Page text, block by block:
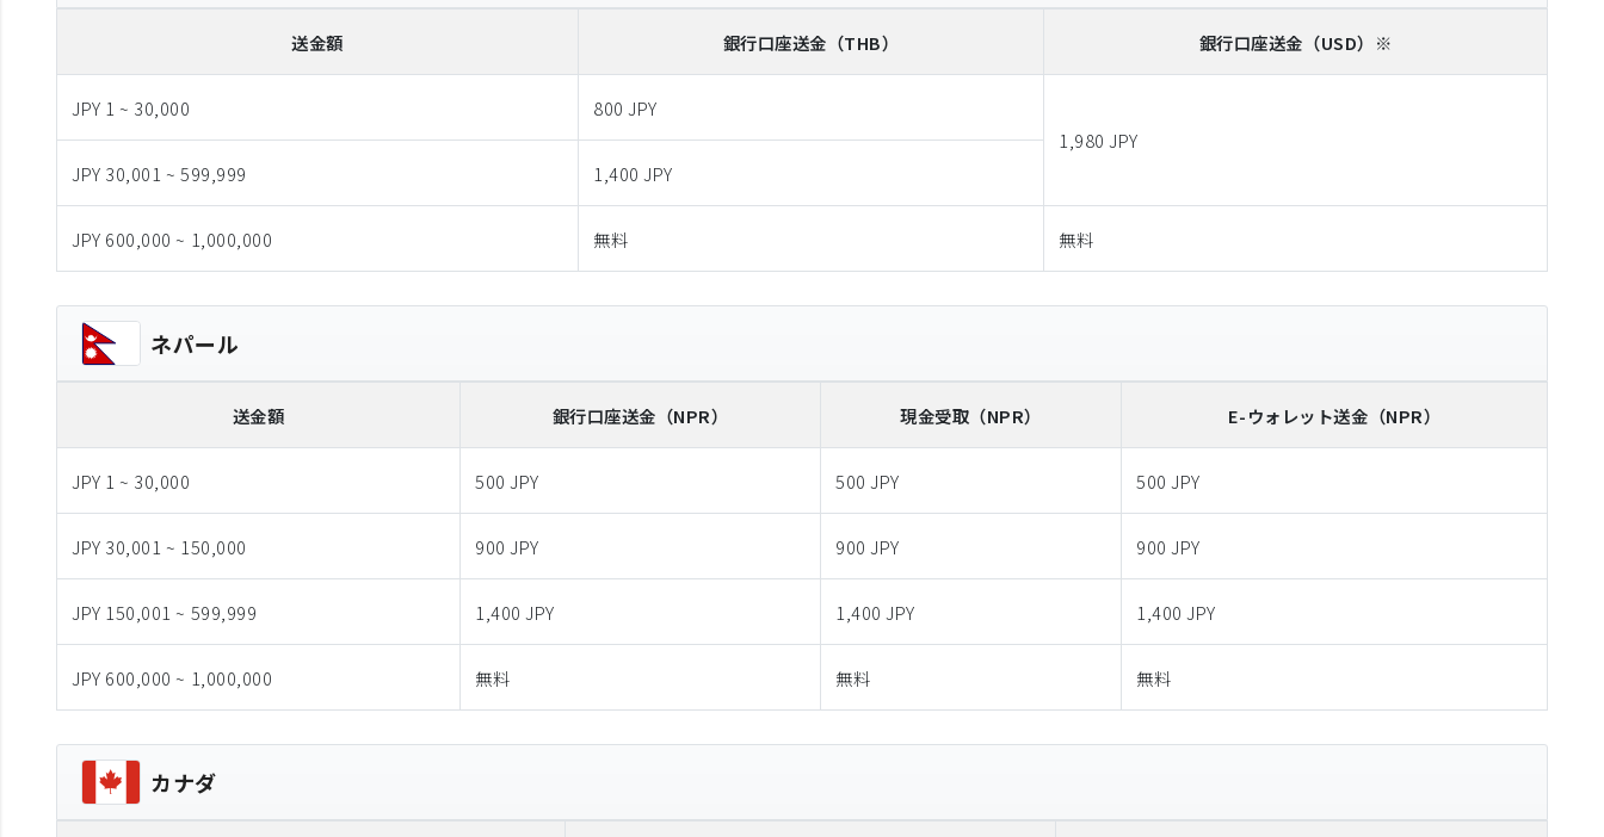
送金額 銀行口座送金 （THB） 銀行口座送金 （USD）※
JPY 1 ~ 30,000
800 JPY
1,980 JPY
JPY 30,001 ~ 599,999
1,400 JPY
JPY 600,000 ~ 1,000,000 無料 無料
ネパール
送金額 銀行口座送金 （NPR） 現金受取 （NPR） E-ウォレット送金 （NPR）
JPY 1 ~ 30,000 500 JPY 500 JPY 500 JPY
JPY 30,001 ~ 150,000 900 JPY 900 JPY 900 JPY
JPY 150,001 ~ 599,999 1,400 JPY 1,400 JPY 1,400 JPY
JPY 600,000 ~ 1,000,000 無料 無料 無料
カナダ